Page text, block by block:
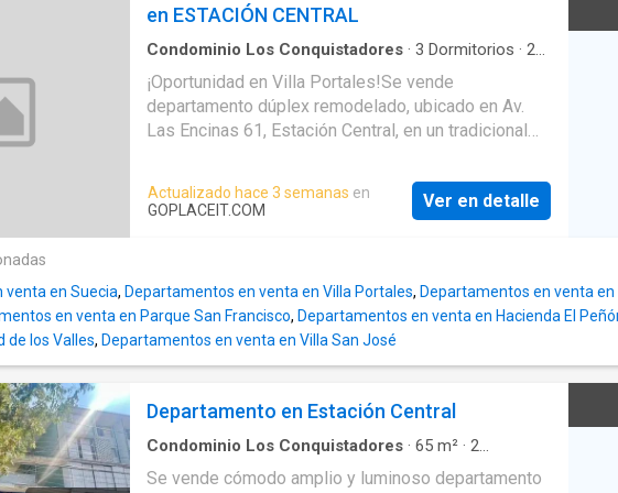
de la estación de Metro Las Mercedes
perteneciente a la Línea 4 del Metro de Santiago
que conecta con el resto de la ciudad. Diversas lín
actuales.Al final de las imágenes de la publicación
puedes revisar un video completo de la
propiedad.Características
en ESTACIÓN CENTRAL
Condominio Los Conquistadores · 3 Dormitorios · 2
¡Oportunidad en Villa Portales!Se vende
departamento dúplex remodelado, ubicado en Av.
Las Encinas 61, Estación Central, en un tradicional
caracterizado por sus construcciones de menor
altura, buena iluminación natural y amplias áreas
Departamento dúplex* 3 dormitorios* 2 baños*
RemodeladoPropiedad con documentació
Actualizado hace 3 semanas en
GOPLACEIT.COM
Ver en detalle
venta en Suecia, Departamentos en venta en Villa Portales, Departamentos en venta en
en venta en Parque San Francisco, Departamentos en venta en Hacienda El
de los Valles, Departamentos en venta en Villa San José
Departamento en Estación Central
Condominio Los Conquistadores · 65 m² · 2
Se vende cómodo amplio y luminoso departamento